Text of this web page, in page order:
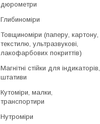
дюрометри
Глибиноміри
Товщиноміри (паперу, картону,
текстилю, ультразвукові,
лакофарбових покриттів)
Магнітні стійки для індикаторів,
штативи
Кутоміри, малки,
транспортири
Нутроміри